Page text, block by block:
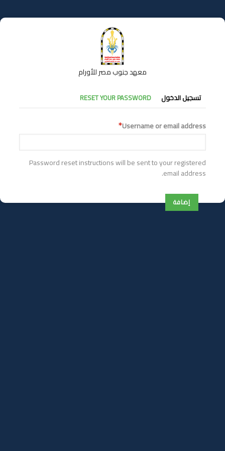
إلى
المحتوى
معهد جنوب مصر للأورام
التبويبات
الأساسية
تسجيل الدخول RESET YOUR PASSWORD
Username or email address
Password reset instructions will be sent to your registered
email address.